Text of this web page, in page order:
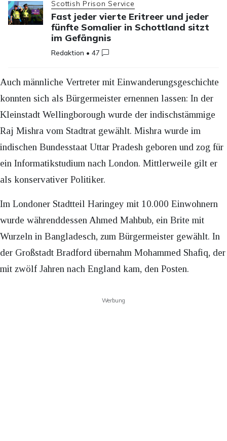
Scottish Prison Service
Fast jeder vierte Eritreer und jeder
fünfte Somalier in Schottland sitzt
im Gefängnis
Redaktion •47
Auch männliche Vertreter mit Einwanderungsgeschichte
konnten sich als Bürgermeister ernennen lassen: In der
Kleinstadt Wellingborough wurde der indischstämmige
Raj Mishra vom Stadtrat gewählt. Mishra wurde im
indischen Bundesstaat Uttar Pradesh geboren und zog für
ein Informatikstudium nach London. Mittlerweile gilt er
als konservativer Politiker.
Im Londoner Stadtteil Haringey mit 10.000 Einwohnern
wurde währenddessen Ahmed Mahbub, ein Brite mit
Wurzeln in Bangladesch, zum Bürgermeister gewählt. In
der Großstadt Bradford übernahm Mohammed Shafiq, der
mit zwölf Jahren nach England kam, den Posten.
Werbung